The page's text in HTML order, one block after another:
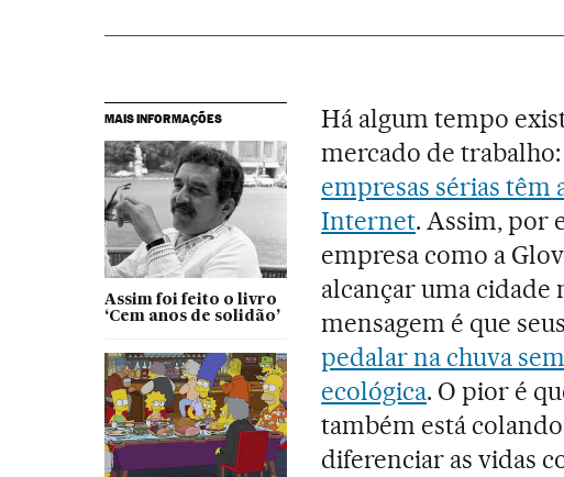
MAIS INFORMAÇÕES
Assim foi feito o livro
‘Cem anos de solidão’
Há algum tempo
mercado de
empresas sérias têm
Internet. Assim, por
empresa como a
alcançar uma cidade
mensagem é que
pedalar na chuva
ecológica. O pior é
também está
diferenciar as vidas